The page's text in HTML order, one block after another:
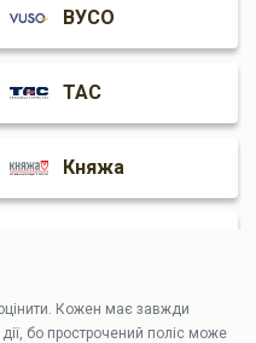
ВУСО
ТАС
Княжа
Кожен має завжди
дії, бо прострочений поліс може